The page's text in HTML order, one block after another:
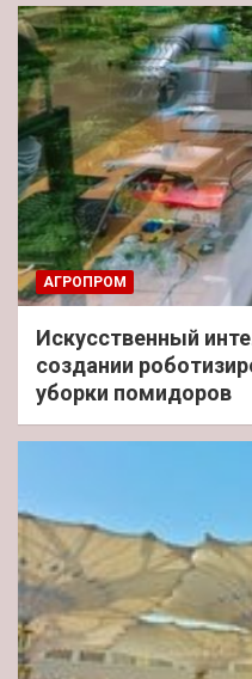
АГРОПРОМ
Искусственный
создании
уборки помидоров